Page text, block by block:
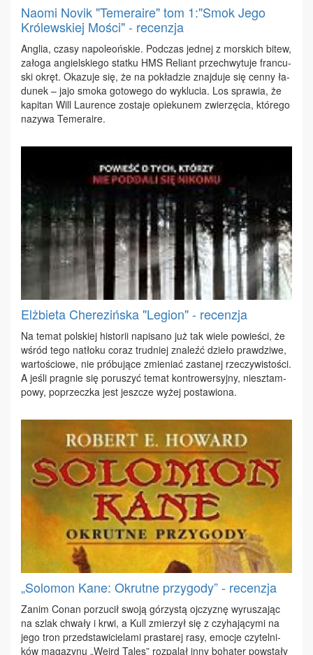
Naomi Novik "Temeraire" tom 1:"Smok Jego
Królewskiej Mości" - recenzja
An­glia, cza­sy na­po­le­oń­skie. Pod­czas jed­nej z mor­skich bi­tew,
za­ło­ga an­giel­skie­go stat­ku HMS Re­liant prze­chwy­tu­je fran­cu­
ski okręt. Oka­zu­je się, że na po­kła­dzie znaj­du­je się cen­ny ła­
du­nek – ja­jo smo­ka go­to­we­go do wy­klu­cia. Los spra­wia, że
ka­pi­tan Will Lau­ren­ce zo­sta­je opie­ku­nem zwie­rzę­cia, któ­re­go
na­zy­wa Te­me­ra­ire.
Elżbieta Cherezińska "Legion" - recenzja
Na te­mat pol­skiej hi­sto­rii na­pi­sa­no już tak wie­le po­wie­ści, że
wśród te­go na­tło­ku co­raz trud­niej zna­leźć dzie­ło praw­dzi­we,
war­to­ścio­we, nie pró­bu­ją­ce zmie­niać za­sta­nej rze­czy­wi­sto­ści.
A je­śli pra­gnie się po­ru­szyć te­mat kon­tro­wer­syj­ny, nie­sztam­
po­wy, po­przecz­ka jest jesz­cze wy­żej po­sta­wio­na.
„Solomon Kane: Okrutne przygody” - recenzja
Za­nim Co­nan po­rzu­cił swo­ją gó­rzy­stą oj­czy­znę wy­ru­sza­jąc
na szlak chwa­ły i krwi, a Kull zmie­rzył się z czy­ha­ją­cy­mi na
je­go tron przed­sta­wi­cie­la­mi pra­sta­rej ra­sy, emo­cje czy­tel­ni­
ków ma­ga­zy­nu „We­ird Ta­les” roz­pa­lał in­ny bo­ha­ter po­wsta­ły